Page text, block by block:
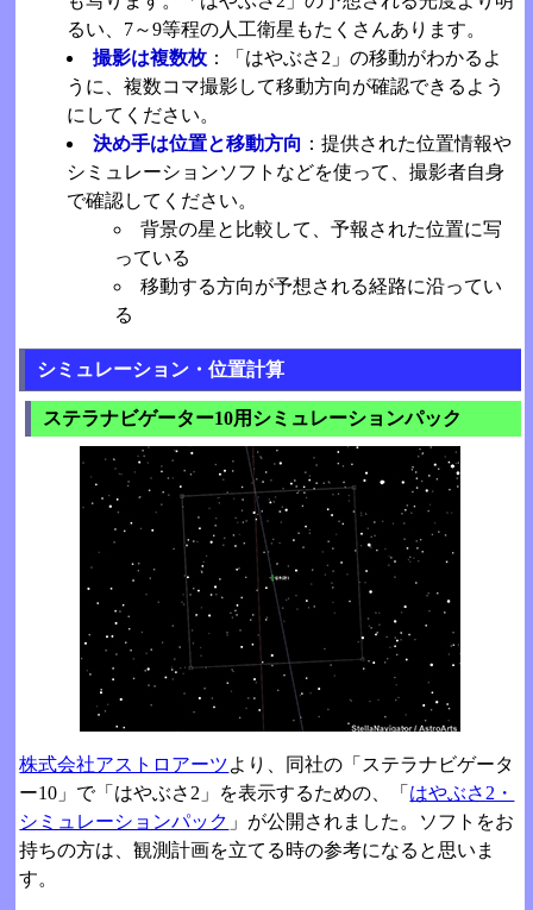
るい、7～9等程の人工衛星もたくさんあります。
撮影は複数枚 ：「はやぶさ2」の移動がわかるよ
うに、複数コマ撮影して移動方向が確認できるよう
にしてください。
決め手は位置と移動方向 ：提供された位置情報や
シミュレーションソフトなどを使って、撮影者自身
で確認してください。
背景の星と比較して、予報された位置に写
っている
移動する方向が予想される経路に沿ってい
る
シミュレーション・位置計算
ステラナビゲーター10用シミュレーションパック
株式会社アストロアーツより、同社の「ステラナビゲータ
ー10」で「はやぶさ2」を表示するための、「 はやぶさ2・
シミュレーションパック 」が公開されました。ソフトをお
持ちの方は、観測計画を立てる時の参考になると思いま
す。